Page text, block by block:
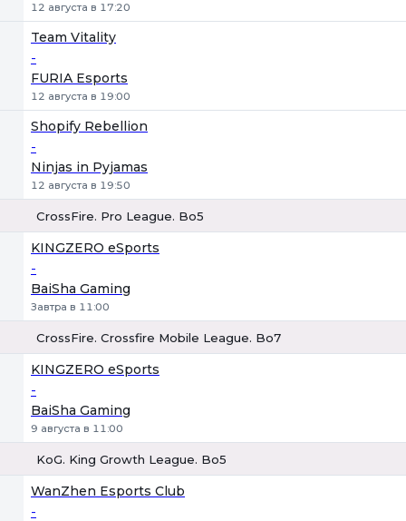
12 августа в 17:20
Team Vitality
-
FURIA Esports
12 августа в 19:00
Shopify Rebellion
-
Ninjas in Pyjamas
12 августа в 19:50
CrossFire. Pro League. Bo5
KINGZERO eSports
-
BaiSha Gaming
Завтра в 11:00
CrossFire. Crossfire Mobile League. Bo7
KINGZERO eSports
-
BaiSha Gaming
9 августа в 11:00
KoG. King Growth League. Bo5
WanZhen Esports Club
-